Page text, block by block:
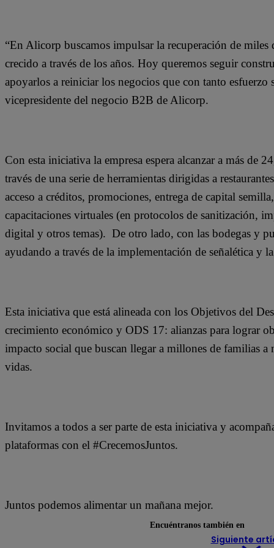
“En Alicorp buscamos impulsar la recuperación de
crecido a través de los años. Hoy queremos seguir
apoyarlos a reiniciar los negocios que con tanto esfuerzo
vicepresidente del negocio B2B de Alicorp.
Con esta iniciativa la empresa espera alcanzar a más de
través de una serie de herramientas dirigidas a
acceso a créditos, promociones, entrega de capital
capacitaciones virtuales (en protocolos de sanitización,
digital y otros temas). De otro lado, con las bodegas y
ayudando a través de la implementación de señalética y
Esta iniciativa que está alineada con los Objetivos del
crecimiento económico y ODS 17: alianzas para lograr
impacto social que buscan llegar a millones de familias
vidas.
Invitamos a todos a ser parte de esta iniciativa y
plataformas con el #CrecemosJuntos.
Juntos podemos alimentar un mañana mejor.
Siguiente
Encuéntranos también en